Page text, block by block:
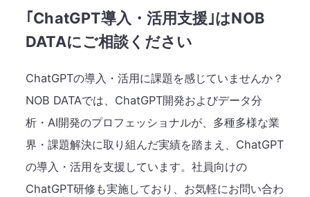
｢ChatGPT導入・活用支援｣はNOB
DATAにご相談ください
ChatGPTの導入・活用に課題を感じていませんか？
NOB DATAでは、ChatGPT開発およびデータ分
析・AI開発のプロフェッショナルが、多種多様な業
界・課題解決に取り組んだ実績を踏まえ、ChatGPT
の導入・活用を支援しています。社員向けの
ChatGPT研修も実施しており、お気軽にお問い合わ